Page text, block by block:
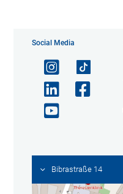
Social Media
Bibrastraße 14